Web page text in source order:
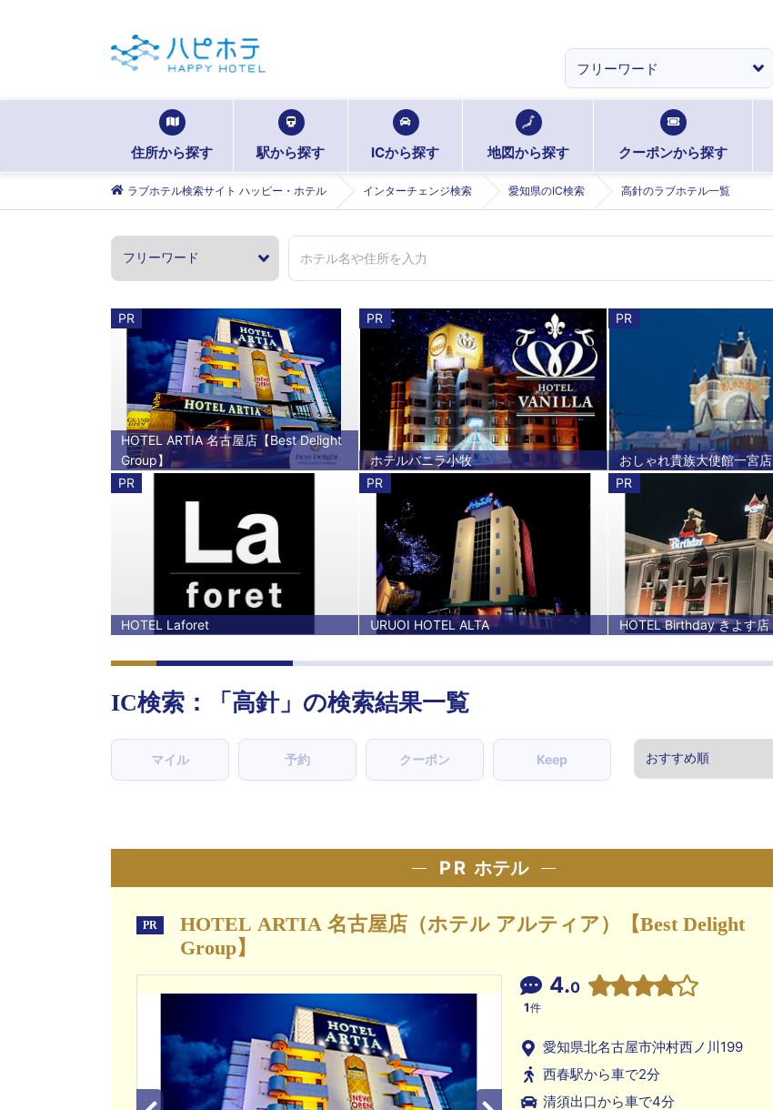
住所から探す 駅から探す ICから探す 地図から探す クーポンから探す
ラブホテル検索サイト ハッピー・ホテル インターチェンジ検索 愛知県のIC検索 高針のラブホテル一覧
PR
HOTEL ARTIA 名古屋店【Best Delight
Group】
PR
ホテルバニラ小牧
PR
おしゃれ貴族大使館一宮店
PR
HOTEL Laforet
PR
URUOI HOTEL ALTA
PR
HOTEL Birthday きよす店
IC検索：「 高針」の検索結果一覧
マイル 予約 クーポン Keep
PR ホテル
PR
HOTEL ARTIA 名古屋店（ホテル アルティア）【Best Delight
Group】
4.0
1件
愛知県北名古屋市沖村西ノ川199
西春駅から車で2分
清須出口から車で4分